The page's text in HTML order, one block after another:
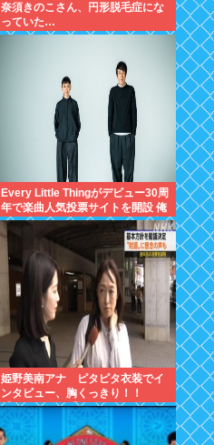
奈須きのこさん、円形脱毛症にな
っていた…
Every Little Thingがデビュー30周
年で楽曲人気投票サイトを開設 俺
はもちろんFace the Changeに入
れてきたぞ
姫野美南アナ ピタピタ衣装でイ
ンタビュー、胸くっきり！！
【GIF動画あり】